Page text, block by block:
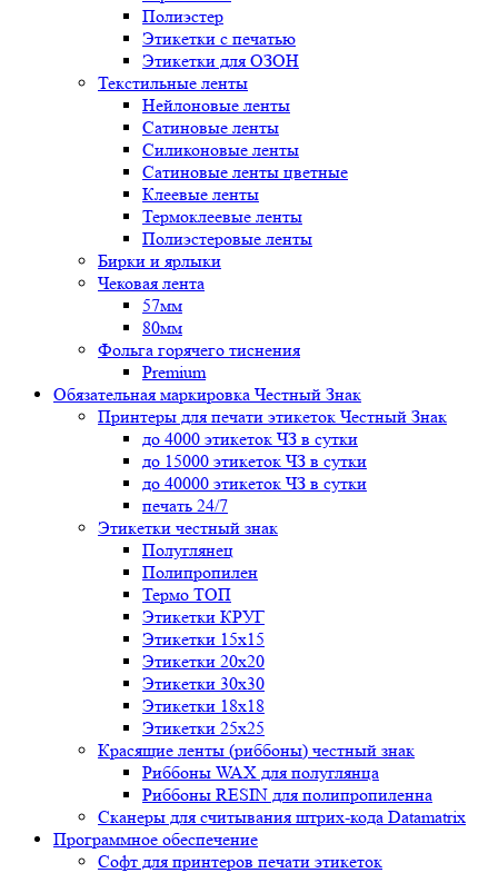
Полиэстер
Этикетки с печатью
Этикетки для ОЗОН
Текстильные ленты
Нейлоновые ленты
Сатиновые ленты
Силиконовые ленты
Сатиновые ленты цветные
Клеевые ленты
Термоклеевые ленты
Полиэстеровые ленты
Бирки и ярлыки
Чековая лента
57мм
80мм
Фольга горячего тиснения
Premium
Обязательная маркировка Честный Знак
Принтеры для печати этикеток Честный Знак
до 4000 этикеток ЧЗ в сутки
до 15000 этикеток ЧЗ в сутки
до 40000 этикеток ЧЗ в сутки
печать 24/7
Этикетки честный знак
Полуглянец
Полипропилен
Термо ТОП
Этикетки КРУГ
Этикетки 15х15
Этикетки 20х20
Этикетки 30х30
Этикетки 18х18
Этикетки 25х25
Красящие ленты (риббоны) честный знак
Риббоны WAX для полуглянца
Риббоны RESIN для полипропиленна
Сканеры для считывания штрих-кода Datamatrix
Программное обеспечение
Софт для принтеров печати этикеток